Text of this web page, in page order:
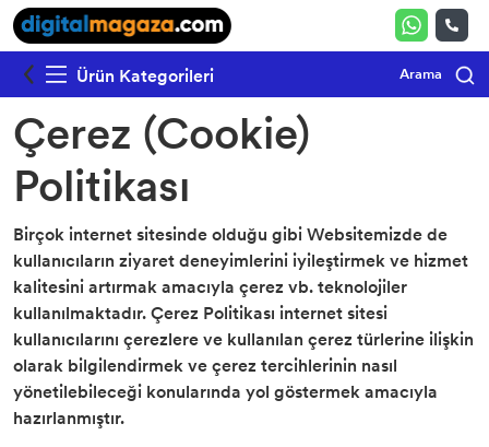
Ürün Kategorileri Arama
Çerez (Cookie)
Politikası
Birçok internet sitesinde olduğu gibi Websitemizde de
kullanıcıların ziyaret deneyimlerini iyileştirmek ve hizmet
kalitesini artırmak amacıyla çerez vb. teknolojiler
kullanılmaktadır. Çerez Politikası internet sitesi
kullanıcılarını çerezlere ve kullanılan çerez türlerine ilişkin
olarak bilgilendirmek ve çerez tercihlerinin nasıl
yönetilebileceği konularında yol göstermek amacıyla
hazırlanmıştır.
WIREX Kameralar
SUPREMA AHD Kameralar
SUPREMA HD DVR
SUPREMA Kameralar
TTEC Kameralar
IMOU Kameralar
SUPREMA NVR
SUPREMA Switch
RUIJIE-REYEE
STONET Switch
Lensler
Aparatlar
Ayaklar
Adaptörler
Data Kabloları
Kablolar
Koaksiyel Kablolar
Elektronik Siren
Yangın Alarm Butonu
Dedektör Tabanı
Dedektör
HDMI Exdender